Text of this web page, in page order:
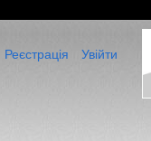
Увійти
Реєстрація